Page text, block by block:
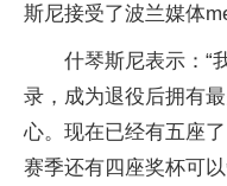
斯尼接受了波兰媒体
什琴斯尼表示：“
录，成为退役后拥有
心。现在已经有五座
赛季还有四座奖杯可以